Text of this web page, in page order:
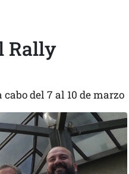
Rally
del 7 al 10 de marzo